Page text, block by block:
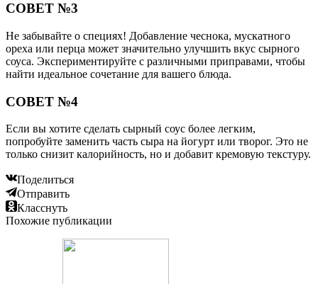
СОВЕТ №3
Не забывайте о специях! Добавление чеснока, мускатного
ореха или перца может значительно улучшить вкус сырного
соуса. Экспериментируйте с различными приправами, чтобы
найти идеальное сочетание для вашего блюда.
СОВЕТ №4
Если вы хотите сделать сырный соус более легким,
попробуйте заменить часть сыра на йогурт или творог. Это не
только снизит калорийность, но и добавит кремовую текстуру.
Поделиться
Отправить
Класснуть
Похожие публикации